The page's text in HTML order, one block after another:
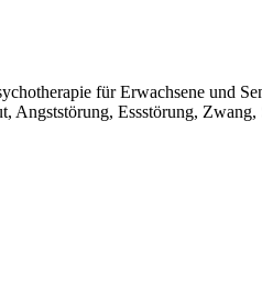
für Erwachsene und
Angststörung, Essstörung,